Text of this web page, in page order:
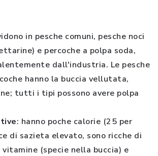
in pesche comuni, pesche noci
e percoche a polpa soda,
dall'industria. Le pesche
hanno la buccia vellutata,
tutti i tipi possono avere polpa
: hanno poche calorie (25 per
di sazieta elevato, sono ricche di
(specie nella buccia) e